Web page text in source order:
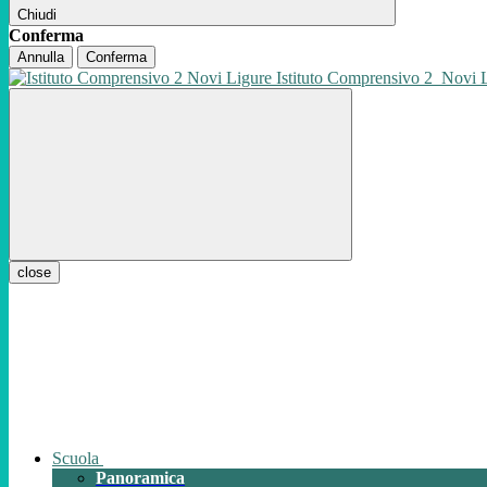
Chiudi
Conferma
Annulla Conferma
Istituto Comprensivo 2 Novi
close
Scuola
Panoramica